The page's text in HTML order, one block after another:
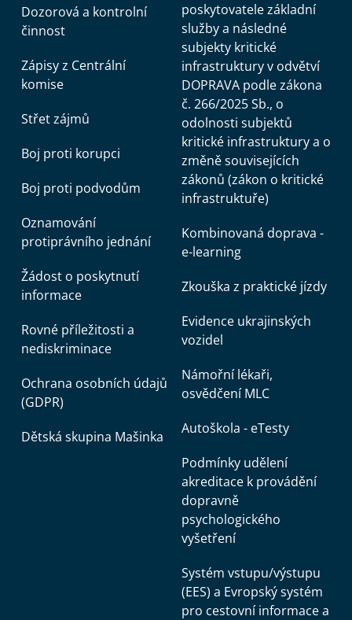
Dozorová a kontrolní
činnost
Zápisy z Centrální
komise
Střet zájmů
Boj proti korupci
Boj proti podvodům
Oznamování
protiprávního jednání
Žádost o poskytnutí
informace
Rovné příležitosti a
nediskriminace
Ochrana osobních údajů
(GDPR)
Dětská skupina Mašinka
poskytovatele základní
služby a následné
subjekty kritické
infrastruktury v odvětví
DOPRAVA podle zákona
č. 266/2025 Sb., o
odolnosti subjektů
kritické infrastruktury a o
změně souvisejících
zákonů (zákon o kritické
infrastruktuře)
Kombinovaná doprava -
e-learning
Zkouška z praktické jízdy
Evidence ukrajinských
vozidel
Námořní lékaři,
osvědčení MLC
Autoškola - eTesty
Podmínky udělení
akreditace k provádění
dopravně
psychologického
vyšetření
Systém vstupu/výstupu
(EES) a Evropský systém
pro cestovní informace a